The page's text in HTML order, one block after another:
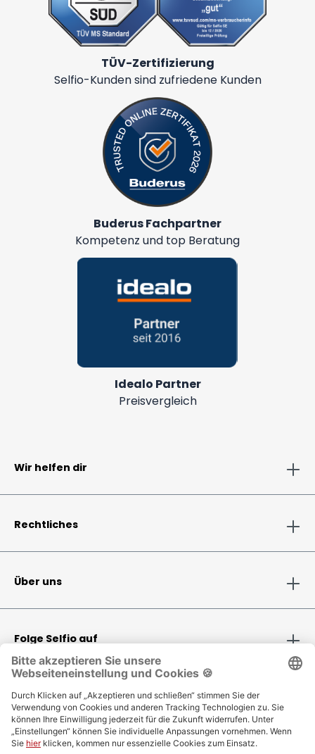
TÜV-Zertifizierung
Selfio-Kunden sind zufriedene Kunden
Buderus Fachpartner
Kompetenz und top Beratung
Idealo Partner
Preisvergleich
Wir helfen dir
Rechtliches
Über uns
Folge Selfio auf
Zahlungsmethoden